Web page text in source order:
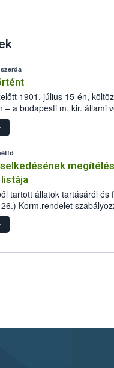
1901. július 15-én,
– a budapesti m. kir. állami
Rókus utca 15. szám alatti,
tartott állatok tartásáról és
Korm.rendelet
ennek veszélye
valamint a veszélyes
viselkedésének